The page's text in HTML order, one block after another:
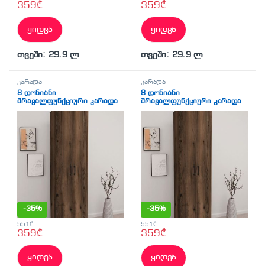
359₾
ყიდვა
თვეში: 29.9 ლ
359₾
ყიდვა
თვეში: 29.9 ლ
კარადა
8 დონიანი
მრავალფუნქციური კარადა
2 კარით მუქი ხის ფაქტურით
-35%
359₾
551₾
ყიდვა
კარადა
8 დონიანი
მრავალფუნქციური კარადა
2 კარით მუქი ხის ფაქტურით
-35%
359₾
551₾
ყიდვა